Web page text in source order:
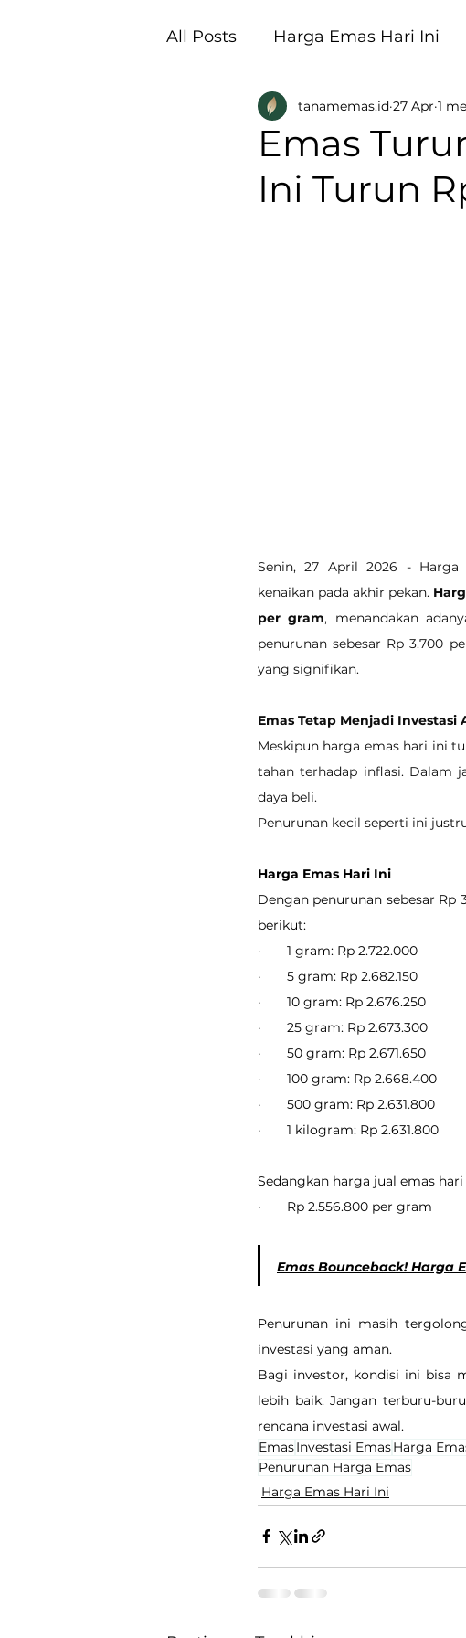
All Posts Harga Emas Hari Ini
Pembukaan Galeri Tanam
Emas
Ini Turun
tanamemas.id 27 Apr 1
Senin, 27 April 2026 - Harga
kenaikan pada akhir pekan.
per gram, menandakan
penurunan sebesar Rp 3.700
yang signifikan.
Emas Tetap Menjadi Investasi
Meskipun harga emas hari ini
tahan terhadap inflasi. Dalam
daya beli.
Penurunan kecil seperti ini
Harga Emas Hari Ini
Dengan penurunan sebesar Rp
berikut:
·       1 gram: Rp 2.722.000
·       5 gram: Rp 2.682.150
·       10 gram: Rp 2.676.250
·       25 gram: Rp 2.673.300
·       50 gram: Rp 2.671.650
·       100 gram: Rp 2.668.400
·       500 gram: Rp 2.631.800
·       1 kilogram: Rp 2.631.800
Sedangkan harga jual emas
·       Rp 2.556.800 per gram
Emas Bounceback! Harga
Penurunan ini masih
investasi yang aman.
Bagi investor, kondisi ini bisa
lebih baik. Jangan terburu-
rencana investasi awal.
EmasInvestasi EmasHarga
Penurunan Harga Emas
Harga Emas Hari Ini